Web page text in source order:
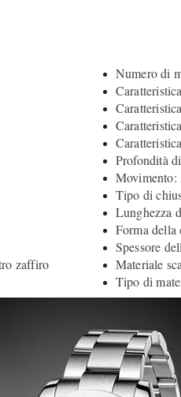
Numero di
Profondità
Tipo di
Lunghezza
Forma della
Spessore
zaffiro
Materiale
Tipo di